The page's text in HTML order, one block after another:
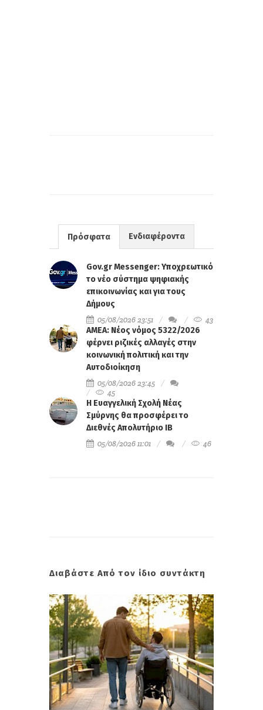
Πρόσφατα Ενδιαφέροντα
Gov.gr Messenger: Υποχρεωτικό
το νέο σύστημα ψηφιακής
επικοινωνίας και για τους
Δήμους
05/08/2026 23:51
43
ΑΜΕΑ: Νέος νόμος 5322/2026
φέρνει ριζικές αλλαγές στην
κοινωνική πολιτική και την
Αυτοδιοίκηση
05/08/2026 23:45
45
Η Ευαγγελική Σχολή Νέας
Σμύρνης θα προσφέρει το
Διεθνές Απολυτήριο IB
05/08/2026 11:01
46
Διαβάστε Από τον ίδιο συντάκτη